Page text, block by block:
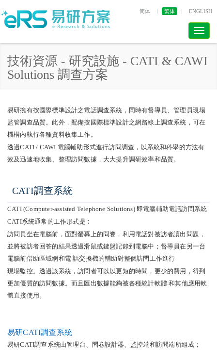
简体 繁体 ENGLISH
Toggle
技術資源 - 研究設施 - CATI & CAWI
Solutions 調查方案
易研擁有按國際標準設計之電話調查系統，同時有督導員、管理員現場
監管調查品質。此外，配備按國際標準設計之網路線上調查系統，可在
機構內執行各種資料收集工作。
透過CATI / CAWI 電腦輔助形式進行訪問調查，以系統和科學的方法有
效及迅速地收集、整理訪問數據，大大提升調研效率和品質。
CATI調查系統
CATI (Computer-assisted Telephone Solutions) 即電腦輔助電話訪問系統
CATI系統通常的工作形式是︰
訪問員坐在電腦前，面對螢幕上的問卷，利用電話對被訪者讀出問題，
並將被訪者回答的結果透過滑鼠或鍵盤記錄到電腦中；督導員在另一台
電腦前借助區域網和電 話交換機的輔助對整個訪問工作進行
現場監控。透過該系統，訪問者可以以更短的時間，更少的費用，得到
更加優質的訪問數據。而且匯出數據能夠被各種統計軟體 和其他應用軟
體直接使用。
易研CATI調查系統
易研CATI調查系統由管理台、問卷設計器、監控端和訪問端所組成；